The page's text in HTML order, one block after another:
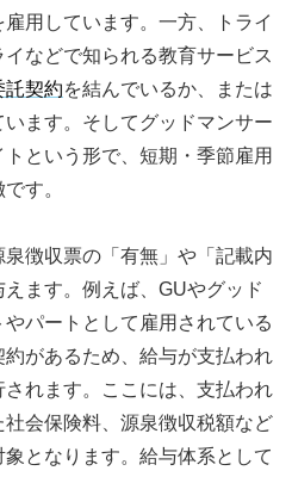
用しています。一方、トライ
などで知られる教育サービス
託契約を結んでいるか、または
ます。そしてグッドマンサー
という形で、短期・季節雇用
す。
徴収票の「有無」や「記載内
ます。例えば、GUやグッド
パートとして雇用されている
があるため、給与が支払われ
れます。ここには、支払われ
会保険料、源泉徴収税額など
となります。給与体系として